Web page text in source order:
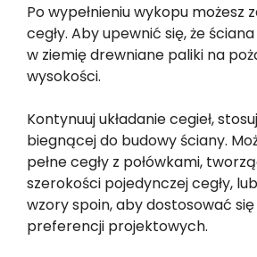
Po wypełnieniu wykopu możesz
cegły. Aby upewnić się, że
w ziemię drewniane paliki na
wysokości.
Kontynuuj układanie cegieł,
biegnącej do budowy ściany.
pełne cegły z połówkami,
szerokości pojedynczej cegły,
wzory spoin, aby dostosować
preferencji projektowych.